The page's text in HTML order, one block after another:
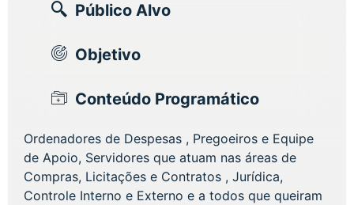
Público Alvo
Objetivo
Conteúdo Programático
Ordenadores de Despesas , Pregoeiros e Equipe
de Apoio, Servidores que atuam nas áreas de
Compras, Licitações e Contratos , Jurídica,
Controle Interno e Externo e a todos que queiram